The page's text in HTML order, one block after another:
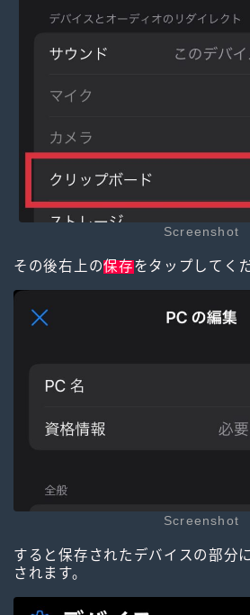
Screenshot
その後右上の保存をタップしてく
Screenshot
すると保存されたデバイスの部分
されます。